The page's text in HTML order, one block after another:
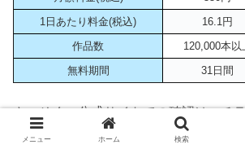
1日あたり料金(税込)
16.1円
作品数
120,000本以
無料期間
31日間
さっそく、公式サイトでの確認はコチ
メニュー ホーム 検索